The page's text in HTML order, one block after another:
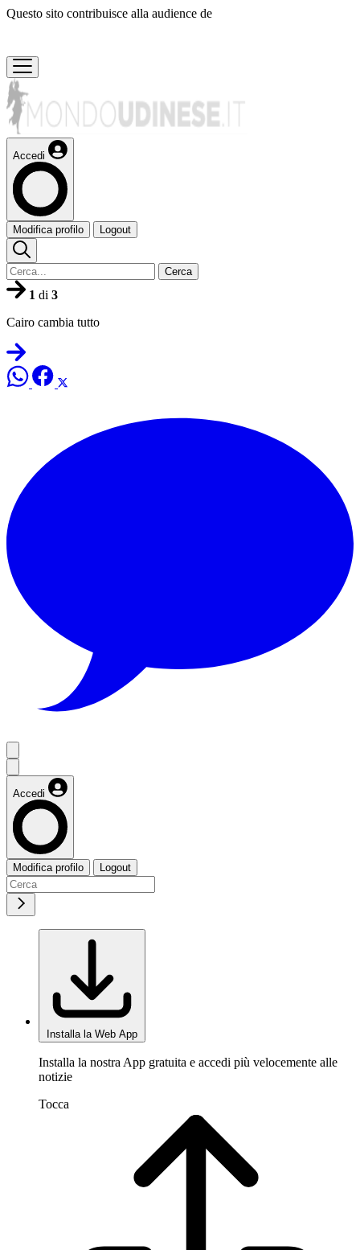
Questo sito contribuisce alla audience de
Accedi
Modifica profilo Logout
Cerca
1 di 3
Cairo cambia tutto
Accedi
Modifica profilo Logout
Installa la Web App
Installa la nostra App gratuita e accedi più velocemente alle
notizie
Tocca